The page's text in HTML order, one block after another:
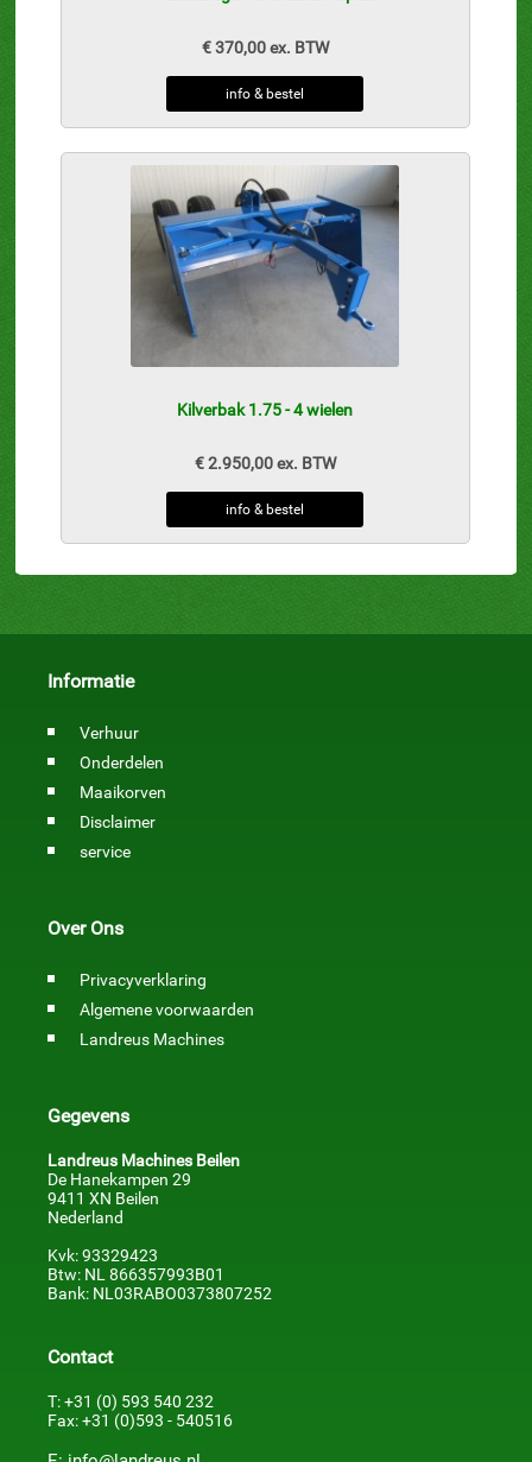
€ 370,00 ex. BTW
info & bestel
Kilverbak 1.75 - 4 wielen
€ 2.950,00 ex. BTW
info & bestel
Informatie
Verhuur
Onderdelen
Maaikorven
Disclaimer
service
Over Ons
Privacyverklaring
Algemene voorwaarden
Landreus Machines
Gegevens
Landreus Machines Beilen
De Hanekampen 29
9411 XN Beilen
Nederland
Kvk: 93329423
Btw: NL 866357993B01
Bank: NL03RABO0373807252
Contact
T: +31 (0) 593 540 232
Fax: +31 (0)593 - 540516